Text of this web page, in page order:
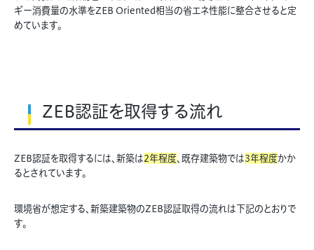
ギー消費量の水準をZEB Oriented相当の省エネ性能に整合させると定
めています。
ZEB認証を取得する流れ
ZEB認証を取得するには、新築は2年程度、既存建築物では3年程度かか
るとされています。
環境省が想定する、新築建築物のZEB認証取得の流れは下記のとおりで
す。